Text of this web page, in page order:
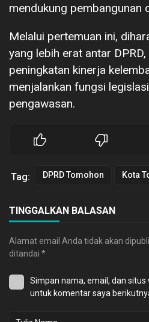
mendukung pembangunan
Melalui pertemuan ini,
yang lebih erat antar
peningkatan kinerja
menjalankan fungsi
pengawasan.
Tag: DPRD Tomohon Kota
TINGGALKAN BALASAN
Alamat email Anda tidak akan
ditandai *
Simpan nama, email, dan
untuk komentar saya